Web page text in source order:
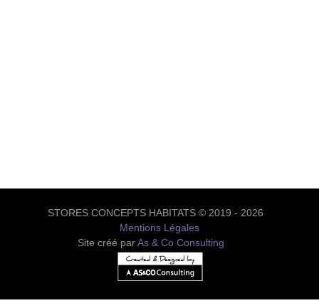
STORES CONCEPTS HABITATS © 2019 - 2026
Mentions Légales
Site créé parAs & Co Consulting